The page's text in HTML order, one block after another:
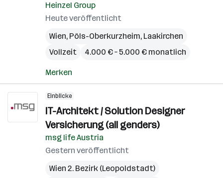
Heinzel Group
Heute veröffentlicht
Wien, Pöls-Oberkurzheim, Laakirchen
Vollzeit
4.000 € – 5.000 € monatlich
Merken
Einblicke
IT-Architekt / Solution Designer
Versicherung (all genders)
msg life Austria
Gestern veröffentlicht
Wien 2. Bezirk (Leopoldstadt)